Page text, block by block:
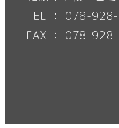
TEL ： 078-
FAX ： 078-